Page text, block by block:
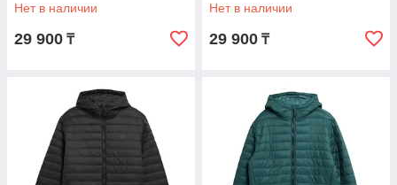
Нет в наличии
29 900 ₸
Нет в наличии
29 900 ₸